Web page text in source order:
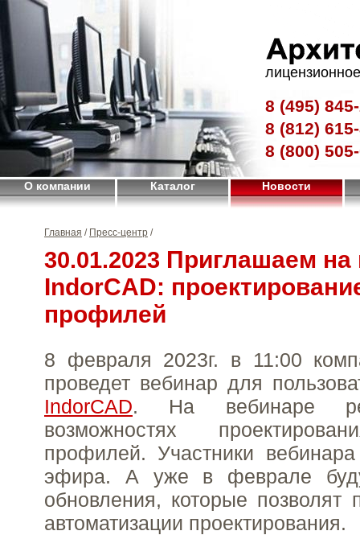
8 (495)
8 (812)
8 (800)
О компании Каталог Новости
Главная / Пресс-центр /
30.01.2023 Приглашаем на
IndorCAD:
профилей
8 февраля 2023г. в 11:00
проведет вебинар для
IndorCAD. На вебинаре
возможностях
профилей. Участники
эфира. А уже в феврале
обновления, которые позволят
автоматизации проектирования.